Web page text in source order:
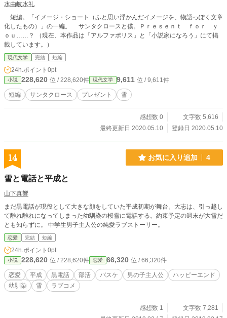
水由岐水礼
短編。「イメージ・ショート（ふと思い浮かんだイメージを、物語っぽく文章
化したもの）」の一編。 サンタクロースと僕。Ｐｒｅｓｅｎｔ ｆｏｒ ｙ
ｏｕ……？ （現在、本作品は「アルファポリス」と「小説家になろう」にて掲
載しています。）
現代文学 完結 短編
24h.ポイント 0pt
小説 228,620 位 / 228,620件 現代文学 9,611 位 / 9,611件
短編 サンタクロース プレゼント 雪
感想数 0
文字数 5,616
最終更新日 2020.05.10
登録日 2020.05.10
14 お気に入り追加 4
雪と電話と平成と
山下真響
まだ黒電話が現役として大きな顔をしていた平成初期が舞台。大志は、引っ越し
て離れ離れになってしまった幼馴染の桜雪に電話する。約束予定の週末が大雪だ
とも知らずに。 中学生男子主人公の純愛ラブストーリー。
恋愛 完結 短編
24h.ポイント 0pt
小説 228,620 位 / 228,620件 恋愛 66,320 位 / 66,320件
恋愛 平成 黒電話 部活 バスケ 男の子主人公
ハッピーエンド
幼馴染
雪 ラブコメ
感想数 1
文字数 7,281